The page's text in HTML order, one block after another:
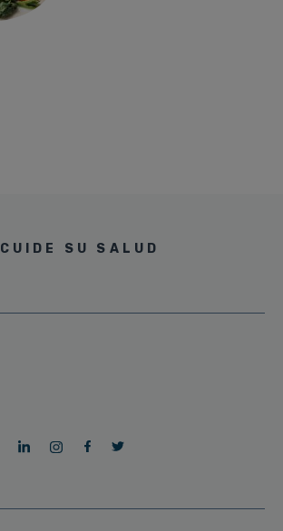
CUIDE SU SALUD